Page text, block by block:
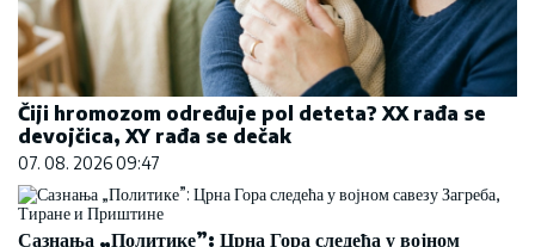
Čiji hromozom određuje pol deteta? XX rađa se
devojčica, XY rađa se dečak
07. 08. 2026 09:47
Сазнања „Политике”: Црна Гора следећа у војном